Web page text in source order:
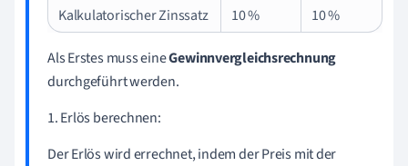
Kalkulatorischer Zinssatz
10 % 10 %
Als Erstes muss eineGewinnvergleichsrechnung
durchgeführt werden.
1. Erlös berechnen:
Der Erlös wird errechnet, indem der Preis mit der